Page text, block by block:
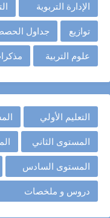
الإدارة التربوية
توازيع جداول
علوم التربية
التعليم الأولي
المستوى الثاني
المستوى السادس
دروس و ملخصات